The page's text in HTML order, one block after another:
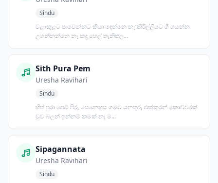
Sindu
වළාකුළට පාවෙන්නට කියා දෙන්නෙ නෑ කිරිල්ලියට ගී ගයන්න
උගන්නන්නෙ නෑ කඳු හෙල් තැනිතල...
Sith Pura Pem
Uresha Ravihari
Sindu
හිත් පුරා පෙම් පිරු සෙනෙහස ගමට යනතුරු එක්කරන් කොච්චරක්
වුව බලන් ඉන්නම් කමක් නෑ ම...
Sipagannata
Uresha Ravihari
Sindu